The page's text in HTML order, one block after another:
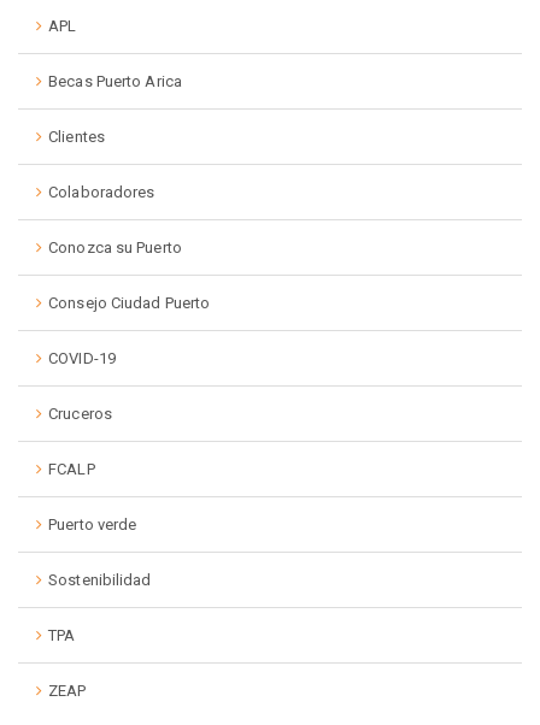
APL
Becas Puerto Arica
Clientes
Colaboradores
Conozca su Puerto
Consejo Ciudad Puerto
COVID-19
Cruceros
FCALP
Puerto verde
Sostenibilidad
TPA
ZEAP